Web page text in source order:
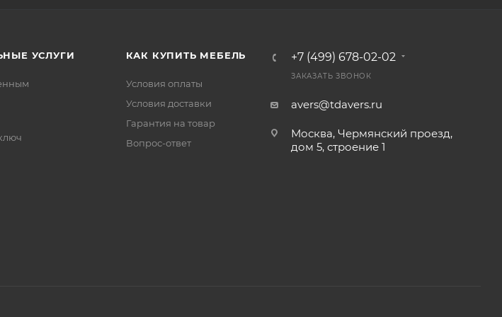
УСЛУГИ КАК КУПИТЬ МЕБЕЛЬ
Условия оплаты
Условия доставки
Гарантия на товар
Вопрос-ответ
+7 (499) 678-02-02
ЗАКАЗАТЬ ЗВОНОК
avers@tdavers.ru
Москва, Чермянский проезд,
дом 5, строение 1